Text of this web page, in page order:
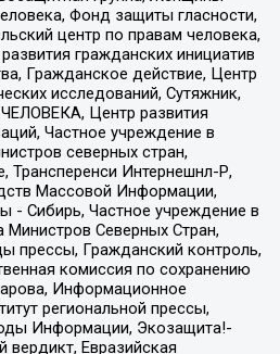
Фонд защиты гласности,
центр по правам человека,
гражданских инициатив
Гражданское действие, Центр
исследований, Сутяжник,
Центр развития
Частное учреждение в
северных стран,
Трансперенси Интернешнл-Р,
Массовой Информации,
- Сибирь, Частное учреждение в
Министров Северных Стран,
прессы, Гражданский контроль,
комиссия по сохранению
Информационное
региональной прессы,
Информации, Экозащита!-
Евразийская